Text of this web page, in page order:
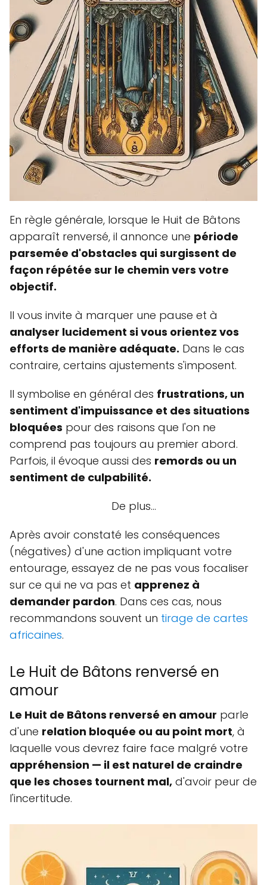
En règle générale, lorsque le Huit de Bâtons
apparaît renversé, il annonce une période
parsemée d'obstacles qui surgissent de
façon répétée sur le chemin vers votre
objectif.
Il vous invite à marquer une pause et à
analyser lucidement si vous orientez vos
efforts de manière adéquate. Dans le cas
contraire, certains ajustements s'imposent.
Il symbolise en général des frustrations, un
sentiment d'impuissance et des situations
bloquées pour des raisons que l'on ne
comprend pas toujours au premier abord.
Parfois, il évoque aussi des remords ou un
sentiment de culpabilité.
De plus...
Après avoir constaté les conséquences
(négatives) d'une action impliquant votre
entourage, essayez de ne pas vous focaliser
sur ce qui ne va pas et apprenez à
demander pardon. Dans ces cas, nous
recommandons souvent un tirage de cartes
africaines.
Le Huit de Bâtons renversé en
amour
Le Huit de Bâtons renversé en amour parle
d'une relation bloquée ou au point mort, à
laquelle vous devrez faire face malgré votre
appréhension — il est naturel de craindre
que les choses tournent mal, d'avoir peur de
l'incertitude.